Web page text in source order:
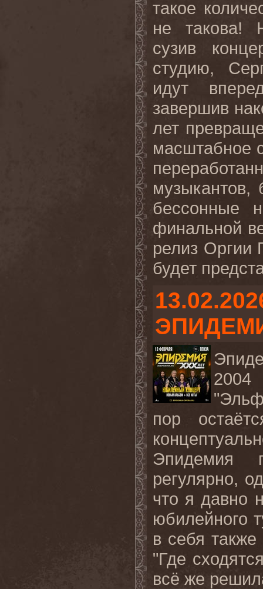
такое
не такова!
сузив
студию,
идут
завершив
лет
масштабное
музыкантов,
бессонные
финальной
релиз Оргии
будет
2004
пор
Эпидемия
регулярно,
что я давно
юбилейного
в себя
"Где
всё же